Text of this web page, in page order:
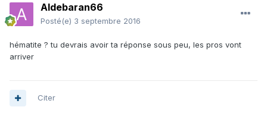
Aldebaran66
Posté(e) 3 septembre 2016
hématite ? tu devrais avoir ta réponse sous peu, les pros vont
arriver
Citer